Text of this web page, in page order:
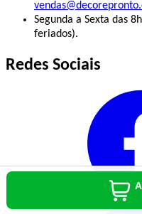
Segunda a Sexta das
feriados).
Redes Sociais